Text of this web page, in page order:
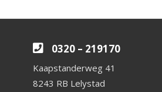
0320 – 219170
Kaapstanderweg 41
8243 RB Lelystad